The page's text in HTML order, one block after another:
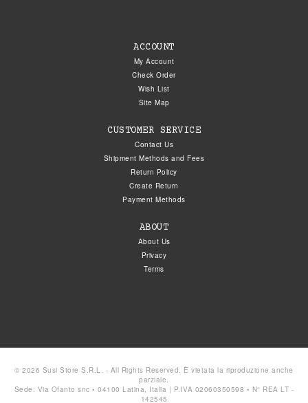
ACCOUNT
My Account
Check Order
Wish List
Site Map
CUSTOMER SERVICE
Contact Us
Shipment Methods and Fees
Return Policy
Create Return
Payment Methods
ABOUT
About Us
Privacy
Terms
© 2026 Susi Store S.R.L. - All Rights Reserved. È vietata la riproduzione anche
parziale.
Sede: Via Ofanto snc • 04100 Latina, Italia | P.IVA 02060350598 • N° REA LT -
142545